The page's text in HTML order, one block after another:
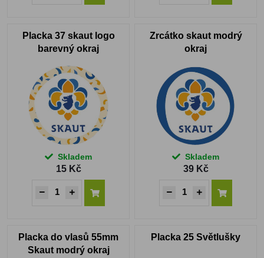
Placka 37 skaut logo
barevný okraj
Skladem
15 Kč
Zrcátko skaut modrý
okraj
Skladem
39 Kč
Placka do vlasů 55mm
Skaut modrý okraj
Placka 25 Světlušky